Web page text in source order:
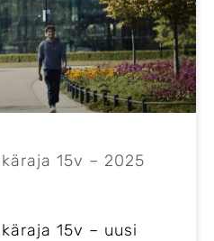
15v – 2025
15v – uusi